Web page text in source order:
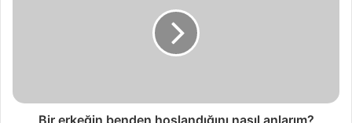
Bir erkeğin benden hoşlandığını nasıl anlarım?